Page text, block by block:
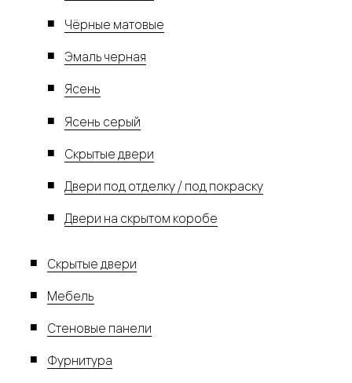
Чёрные матовые
Эмаль черная
Ясень
Ясень серый
Скрытые двери
Двери под отделку / под покраску
Двери на скрытом коробе
Скрытые двери
Мебель
Стеновые панели
Фурнитура